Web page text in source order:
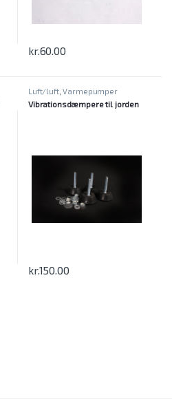
kr.60.00
Luft/luft,Varmepumper
Vibrationsdæmpere til jorden
kr.150.00